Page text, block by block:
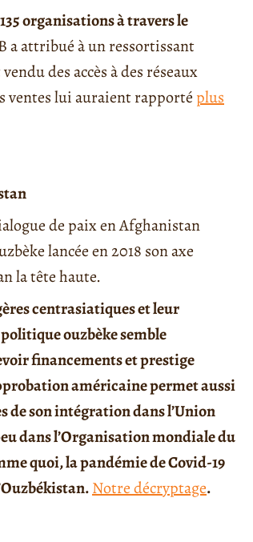
organisations à travers le
a attribué à un ressortissant
des accès à des réseaux
ventes lui auraient rapportéplus
de paix en Afghanistan
lancée en 2018 son axe
la tête haute.
centrasiatiques et leur
ouzbèke semble
financements et prestige
américaine permet aussi
de son intégration dans l’Union
dans l’Organisation mondiale du
quoi, la pandémie de Covid-19
Notre décryptage.